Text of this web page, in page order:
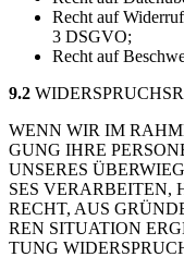
Recht auf
3 DSGVO;
Recht auf
9.2
WENN WIR IM
GUNG IHRE
UNSE­RES
SES VER­AR­BEI­TEN,
RECHT, AUS
REN SITUA­TI­ON
TUNG